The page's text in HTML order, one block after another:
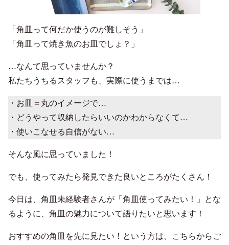
「角皿って何だか使うのが難しそう」
「角皿って焼き魚のお皿でしょ？」
…なんて思っていませんか？
私たちうちるスタッフも、実際に使うまでは…
・お皿＝丸のイメージで…
・どうやって収納したらいいのかわからなくて…
・使いこなせる自信がない…
そんな風に思っていました！
でも、使ってみたら発見できた良いところがたくさん！
今日は、角皿未経験者さんが「角皿使ってみたい！」とな
るように、角皿の魅力について語りたいと思います！
おすすめの角皿を先に見たい！という方は、こちらからご